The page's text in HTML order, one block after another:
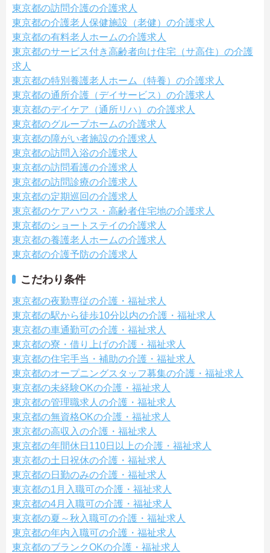
東京都の訪問介護の介護求人
東京都の介護老人保健施設（老健）の介護求人
東京都の有料老人ホームの介護求人
東京都のサービス付き高齢者向け住宅（サ高住）の介護
求人
東京都の特別養護老人ホーム（特養）の介護求人
東京都の通所介護（デイサービス）の介護求人
東京都のデイケア（通所リハ）の介護求人
東京都のグループホームの介護求人
東京都の障がい者施設の介護求人
東京都の訪問入浴の介護求人
東京都の訪問看護の介護求人
東京都の訪問診療の介護求人
東京都の定期巡回の介護求人
東京都のケアハウス・高齢者住宅地の介護求人
東京都のショートステイの介護求人
東京都の養護老人ホームの介護求人
東京都の介護予防の介護求人
こだわり条件
東京都の夜勤専従の介護・福祉求人
東京都の駅から徒歩10分以内の介護・福祉求人
東京都の車通勤可の介護・福祉求人
東京都の寮・借り上げの介護・福祉求人
東京都の住宅手当・補助の介護・福祉求人
東京都のオープニングスタッフ募集の介護・福祉求人
東京都の未経験OKの介護・福祉求人
東京都の管理職求人の介護・福祉求人
東京都の無資格OKの介護・福祉求人
東京都の高収入の介護・福祉求人
東京都の年間休日110日以上の介護・福祉求人
東京都の土日祝休の介護・福祉求人
東京都の日勤のみの介護・福祉求人
東京都の1月入職可の介護・福祉求人
東京都の4月入職可の介護・福祉求人
東京都の夏～秋入職可の介護・福祉求人
東京都の年内入職可の介護・福祉求人
東京都のブランクOKの介護・福祉求人